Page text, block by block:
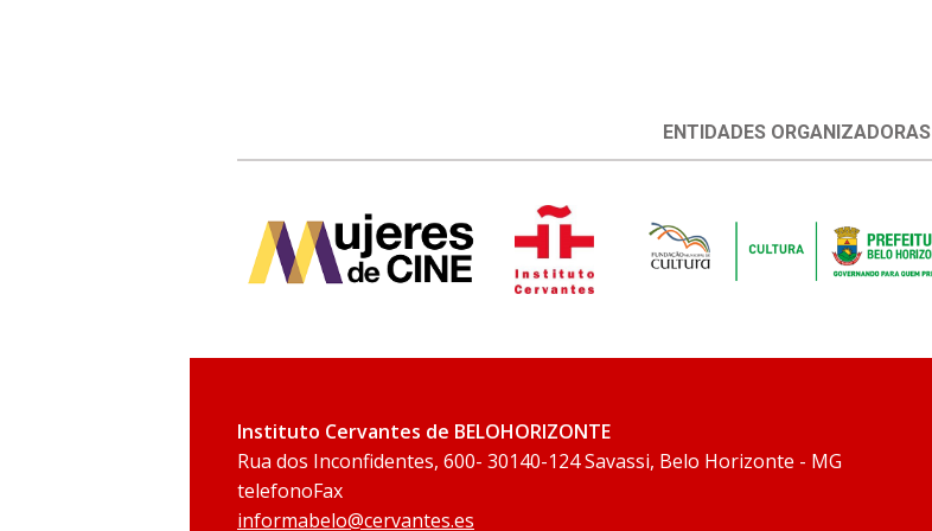
ENTIDADES ORGANIZADORAS
Instituto Cervantes de BELOHORIZONTE
Rua dos Inconfidentes, 600- 30140-124 Savassi, Belo Horizonte - MG
telefonoFax
informabelo@cervantes.es